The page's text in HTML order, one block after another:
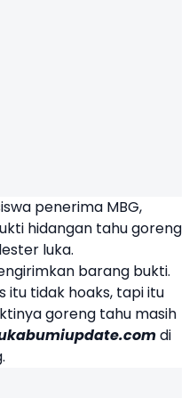
penerima MBG,
hidangan tahu goreng
luka.
barang bukti.
itu tidak hoaks, tapi itu
goreng tahu masih
di